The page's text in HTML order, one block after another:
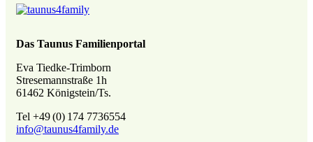
Das Taunus Familienportal
Eva Tiedke-Trimborn
Stresemannstraße 1h
61462 Königstein/Ts.
Tel +49 (0) 174 7736554
info@taunus4family.de